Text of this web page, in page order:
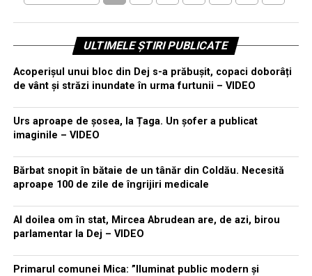
ULTIMELE ȘTIRI PUBLICATE
Acoperișul unui bloc din Dej s-a prăbușit, copaci doborâți
de vânt și străzi inundate în urma furtunii – VIDEO
Urs aproape de șosea, la Țaga. Un șofer a publicat
imaginile – VIDEO
Bărbat snopit în bătaie de un tânăr din Coldău. Necesită
aproape 100 de zile de îngrijiri medicale
Al doilea om în stat, Mircea Abrudean are, de azi, birou
parlamentar la Dej – VIDEO
Primarul comunei Mica: ”Iluminat public modern și